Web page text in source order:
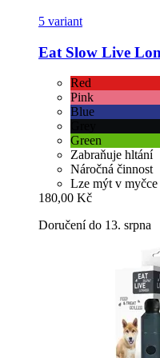
5 variant
Eat Slow Live
Red
Pink
Blue
Green
Zabraňuje hltání
Náročná činnost
Lze mýt v myčce
180,00 Kč
Doručení do 13. srpna